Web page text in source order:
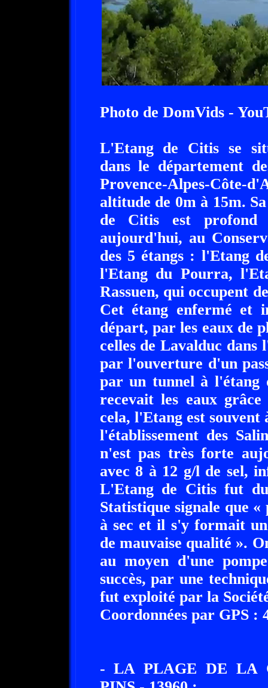
Photo de DomVids -
L'Etang de Citis se
dans le département
Provence-Alpes-
altitude de 0m à 15m.
de Citis est
aujourd'hui, au
des 5 étangs : l'Etang
l'Etang du Pourra,
Rassuen, qui occupent
Cet étang enfermé et
départ, par les eaux de
celles de Lavalduc dans
par l'ouverture d'un
par un tunnel à l'étang
recevait les eaux
cela, l'Etang est souvent
l'établissement des
n'est pas très forte
avec 8 à 12 g/l de sel,
L'Etang de Citis fut
Statistique signale que
à sec et il s'y formait
de mauvaise qualité ».
au moyen d'une
succès, par une
fut exploité par la
Coordonnées par GPS :
- LA PLAGE DE LA